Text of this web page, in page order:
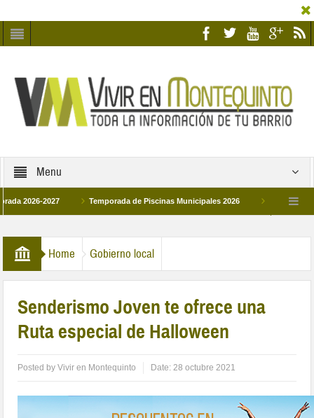
Menu
2027 Temporada de Piscinas Municipales 2026 Los Campus de
Home Gobierno local
Senderismo Joven te ofrece una
Ruta especial de Halloween
Posted byVivir en Montequinto Date:28 octubre 2021